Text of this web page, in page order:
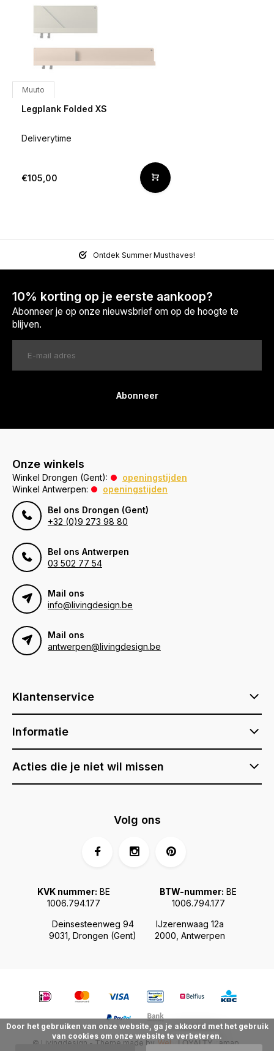
Muuto
Legplank Folded XS
Deliverytime
€105,00
Ontdek Summer Musthaves!
10% korting op je eerste aankoop?
Abonneer je op onze nieuwsbrief om op de hoogte te
blijven.
Abonneer
Onze winkels
Winkel Drongen (Gent):
openingstijden
Winkel Antwerpen:
openingstijden
Bel ons Drongen (Gent)
+32 (0)9 273 98 80
Bel ons Antwerpen
03 502 77 54
Mail ons
info@livingdesign.be
Mail ons
antwerpen@livingdesign.be
Klantenservice
Informatie
Acties die je niet wil missen
Deinsesteenweg 94
9031, Drongen (Gent)
IJzerenwaag 12a
2000, Antwerpen
KVK nummer: BE
1006.794.177
BTW-nummer: BE
1006.794.177
Volg ons
© Livingdesign - Theme made by Webdinge.nl Sitemap
Door het gebruiken van onze website, ga je akkoord met het gebruik
van cookies om onze website te verbeteren.
LOYALTY